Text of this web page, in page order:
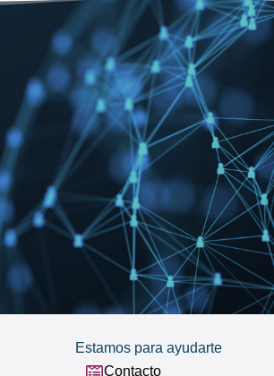
Estamos para ayudarte
Contacto